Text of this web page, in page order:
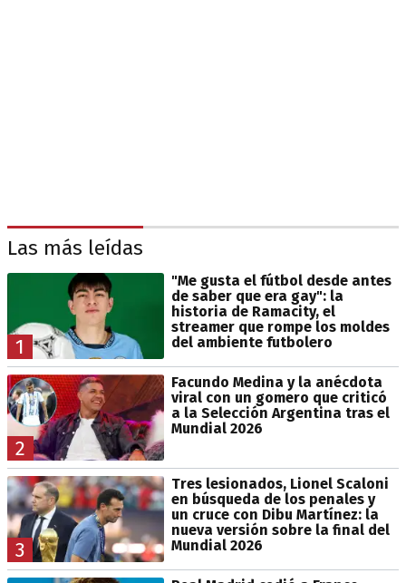
Las más leídas
1
"Me gusta el fútbol desde antes
de saber que era gay": la
historia de Ramacity, el
streamer que rompe los moldes
del ambiente futbolero
2
Facundo Medina y la anécdota
viral con un gomero que criticó
a la Selección Argentina tras el
Mundial 2026
3
Tres lesionados, Lionel Scaloni
en búsqueda de los penales y
un cruce con Dibu Martínez: la
nueva versión sobre la final del
Mundial 2026